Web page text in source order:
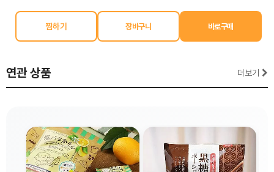
찜하기
연관 상품 더보기